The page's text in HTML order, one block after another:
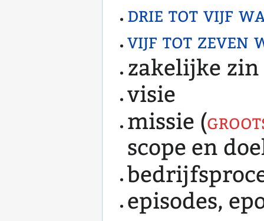
drie tot vijf
vijf tot zeven
zakelijke zin
visie
missie (
scope en
episodes,